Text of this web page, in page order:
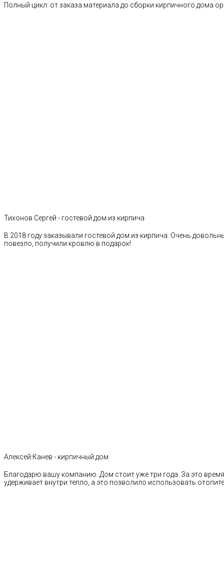
Полный цикл: от заказа материала до сборки кирпичного дома
Тихонов Сергей - гостевой дом из кирпича
В 2018 году заказывали гостевой дом из кирпича. Очень
повезло, получили кровлю в подарок!
Алексей Канев - кирпичный дом
Благодарю вашу компанию. Дом стоит уже три года. За это
удерживает внутри тепло, а это позволило использовать